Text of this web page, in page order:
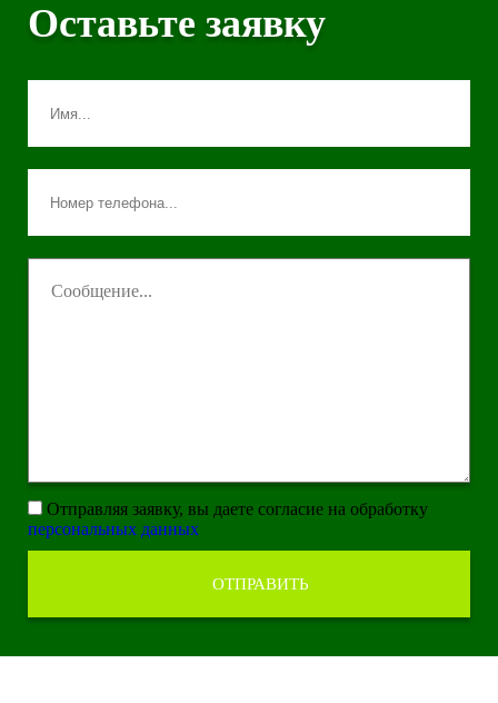
Оставьте заявку
Отправляя заявку, вы даете согласие на обработку
персональных данных